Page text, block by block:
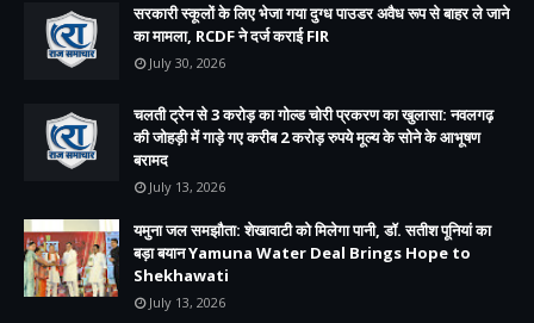
सरकारी स्कूलों के लिए भेजा गया दुग्ध पाउडर अवैध रूप से बाहर ले जाने
का मामला, RCDF ने दर्ज कराई FIR
July 30, 2026
चलती ट्रेन से 3 करोड़ का गोल्ड चोरी प्रकरण का खुलासा: नवलगढ़
की जोहड़ी में गाड़े गए करीब 2 करोड़ रुपये मूल्य के सोने के आभूषण
बरामद
July 13, 2026
यमुना जल समझौता: शेखावाटी को मिलेगा पानी, डॉ. सतीश पूनियां का
बड़ा बयान Yamuna Water Deal Brings Hope to
Shekhawati
July 13, 2026